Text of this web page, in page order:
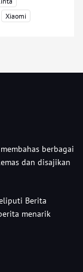
Xiaomi
berbagai
dan disajikan
Berita
menarik